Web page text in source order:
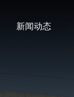
新闻动态